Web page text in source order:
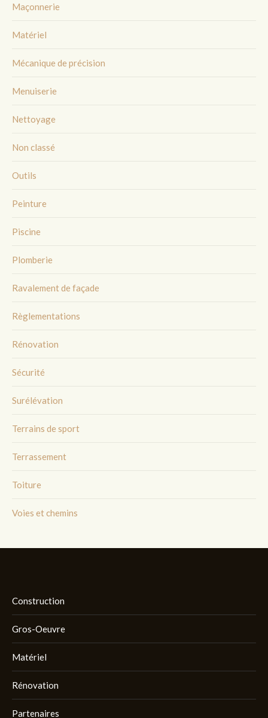
Maçonnerie
Matériel
Mécanique de précision
Menuiserie
Nettoyage
Non classé
Outils
Peinture
Piscine
Plomberie
Ravalement de façade
Règlementations
Rénovation
Sécurité
Surélévation
Terrains de sport
Terrassement
Toiture
Voies et chemins
Construction
Gros-Oeuvre
Matériel
Rénovation
Partenaires